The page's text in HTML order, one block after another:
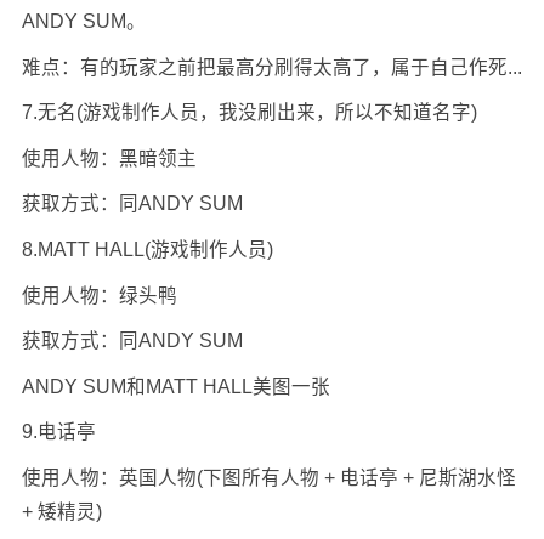
ANDY SUM。
难点：有的玩家之前把最高分刷得太高了，属于自己作死...
7.无名(游戏制作人员，我没刷出来，所以不知道名字)
使用人物：黑暗领主
获取方式：同ANDY SUM
8.MATT HALL(游戏制作人员)
使用人物：绿头鸭
获取方式：同ANDY SUM
ANDY SUM和MATT HALL美图一张
9.电话亭
使用人物：英国人物(下图所有人物 + 电话亭 + 尼斯湖水怪
+ 矮精灵)